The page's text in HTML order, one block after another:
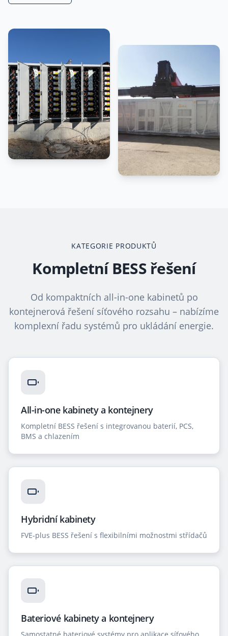
KATEGORIE PRODUKTŮ
Kompletní BESS řešení
Od kompaktních all-in-one kabinetů po
kontejnerová řešení síťového rozsahu – nabízíme
komplexní řadu systémů pro ukládání energie.
All-in-one kabinety a kontejnery
Kompletní BESS řešení s integrovanou baterií, PCS,
BMS a chlazením
Hybridní kabinety
FVE-plus BESS řešení s flexibilními možnostmi střídačů
Bateriové kabinety a kontejnery